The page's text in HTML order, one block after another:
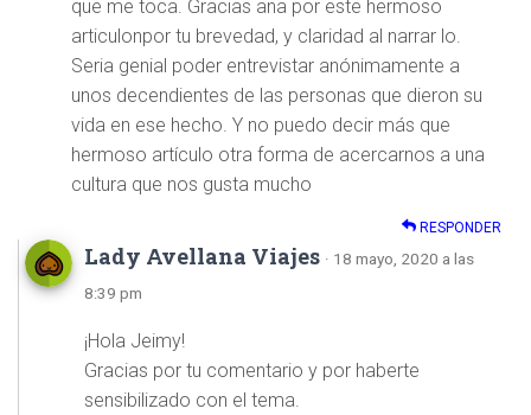
que me toca. Gracias ana por este hermoso
articulonpor tu brevedad, y claridad al narrar lo.
Seria genial poder entrevistar anónimamente a
unos decendientes de las personas que dieron su
vida en ese hecho. Y no puedo decir más que
hermoso artículo otra forma de acercarnos a una
cultura que nos gusta mucho
RESPONDER
Lady Avellana Viajes · 18 mayo, 2020 a las
8:39 pm
¡Hola Jeimy!
Gracias por tu comentario y por haberte
sensibilizado con el tema.